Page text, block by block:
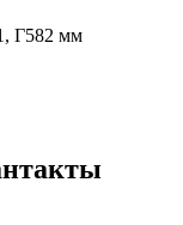
Г582 мм